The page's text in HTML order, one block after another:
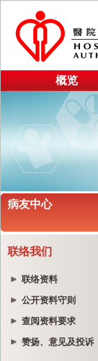
概览
病友中心
联络我们
联络资料
公开资料守则
查阅资料要求
赞扬、意见及投诉